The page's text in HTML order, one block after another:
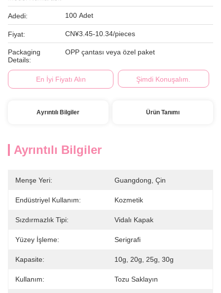
Adedi: 100 Adet
Fiyat: CN¥3.45-10.34/pieces
Packaging
Details:
OPP çantası veya özel paket
En İyi Fiyatı Alın Şimdi Konuşalım.
Ayrıntılı Bilgiler Ürün Tanımı
Ayrıntılı Bilgiler
Menşe Yeri: Guangdong, Çin
Endüstriyel Kullanım: Kozmetik
Sızdırmazlık Tipi: Vidalı Kapak
Yüzey İşleme: Serigrafi
Kapasite: 10g, 20g, 25g, 30g
Kullanım: Tozu Saklayın